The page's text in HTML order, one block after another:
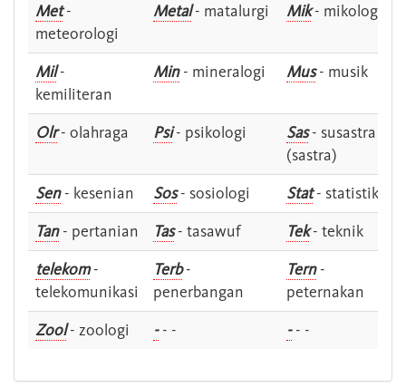
Met-
meteorologi
Metal- matalurgi Mik- mikologi
Mil-
kemiliteran
Min- mineralogi Mus- musik
Olr- olahraga Psi- psikologi Sas- susastra -
(sastra)
Sen- kesenian Sos- sosiologi Stat- statistik
Tan- pertanian Tas- tasawuf Tek- teknik
telekom-
telekomunikasi
Terb-
penerbangan
Tern-
peternakan
Zool- zoologi -- - -- -